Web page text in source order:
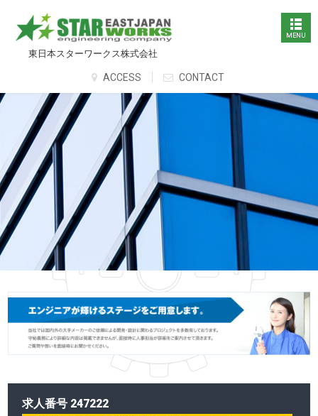
東日本スターワークス株式会社
ACCESS CONTACT
求人番号 247222